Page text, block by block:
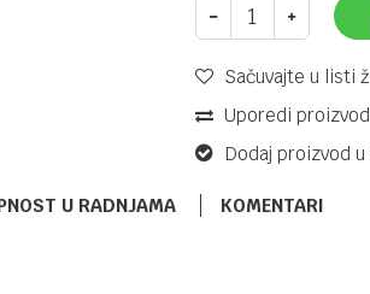
Sačuvajte u listi
Uporedi proizvod
Dodaj proizvod
U RADNJAMA KOMENTARI